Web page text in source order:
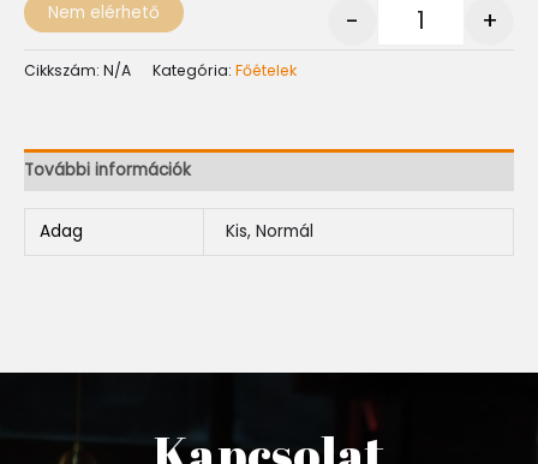
- +
Nem elérhető
Cikkszám: N/A Kategória: Főételek
További információk
Adag Kis, Normál